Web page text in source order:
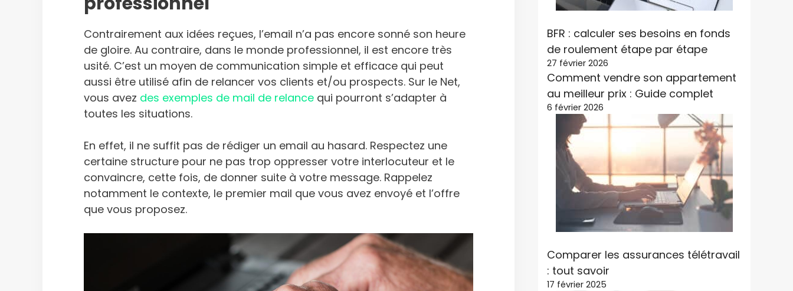
Contrairement aux idées reçues, l’email n’a pas encore sonné son heure
de gloire. Au contraire, dans le monde professionnel, il est encore très
usité. C’est un moyen de communication simple et efficace qui peut
aussi être utilisé afin de relancer vos clients et/ou prospects. Sur le Net,
vous avez des exemples de mail de relance qui pourront s’adapter à
toutes les situations.
En effet, il ne suffit pas de rédiger un email au hasard. Respectez une
certaine structure pour ne pas trop oppresser votre interlocuteur et le
convaincre, cette fois, de donner suite à votre message. Rappelez
notamment le contexte, le premier mail que vous avez envoyé et l’offre
que vous proposez.
BFR : calculer ses besoins en fonds
de roulement étape par étape
27 février 2026
Comment vendre son appartement
au meilleur prix : Guide complet
6 février 2026
Comparer les assurances télétravail
: tout savoir
17 février 2025